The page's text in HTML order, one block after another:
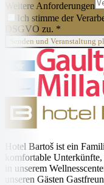
Weitere Anforderungen
Ich stimme der
DSGVO zu. *
Senden und Veranstaltung
Hotel Bartoš ist ein
komfortable
in unserem
unseren Gästen